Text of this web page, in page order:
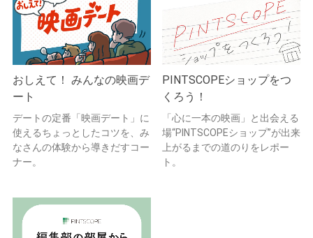
おしえて！ みんなの映画デ
ート
デートの定番「映画デート」に
使えるちょっとしたコツを、み
なさんの体験から導きだすコー
ナー。
PINTSCOPEショップをつ
くろう！
「心に一本の映画」と出会える
場“PINTSCOPEショップ”が出来
上がるまでの道のりをレポー
ト。